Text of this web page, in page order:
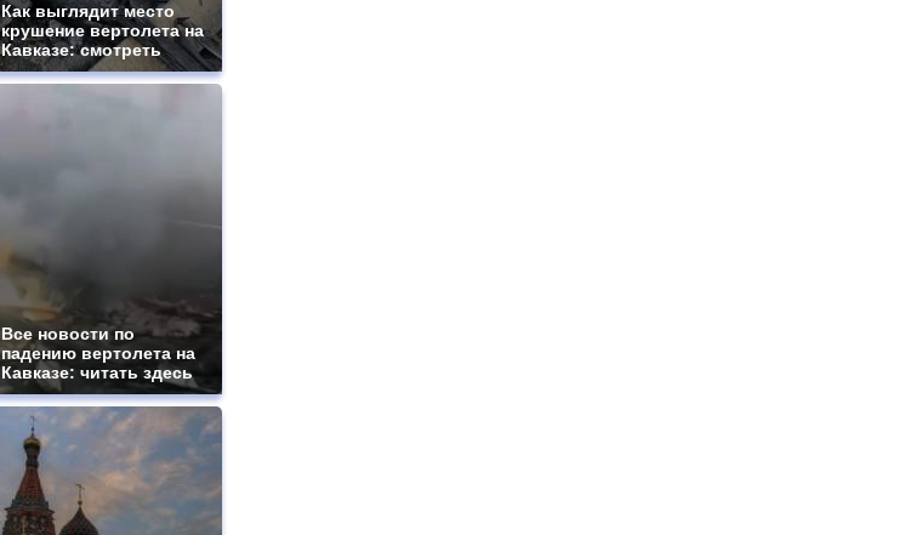
Как выглядит место
крушение вертолета на
Кавказе: смотреть
Все новости по
падению вертолета на
Кавказе: читать здесь